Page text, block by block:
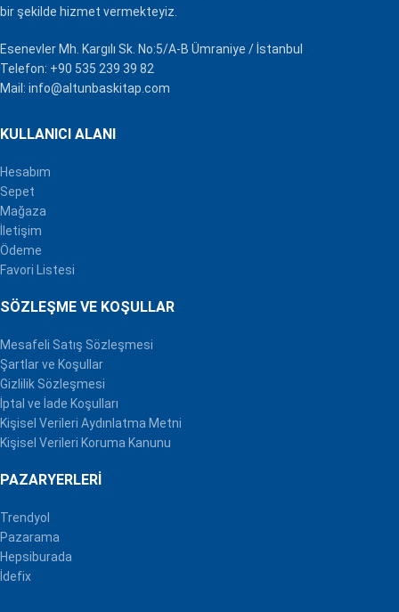
bir şekilde hizmet vermekteyiz.
Esenevler Mh. Kargılı Sk. No:5/A-B Ümraniye / İstanbul
Telefon: +90 535 239 39 82
Mail: info@altunbaskitap.com
KULLANICI ALANI
Hesabım
Sepet
Mağaza
İletişim
Ödeme
Favori Listesi
SÖZLEŞME VE KOŞULLAR
Mesafeli Satış Sözleşmesi
Şartlar ve Koşullar
Gizlilik Sözleşmesi
İptal ve İade Koşulları
Kişisel Verileri Aydınlatma Metni
Kişisel Verileri Koruma Kanunu
PAZARYERLERI
Trendyol
Pazarama
Hepsiburada
İdefix